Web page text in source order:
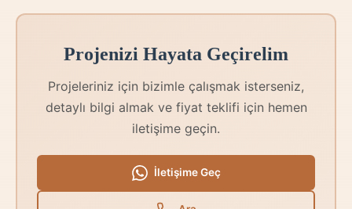
Projenizi Hayata Geçirelim
Projeleriniz için bizimle çalışmak isterseniz,
detaylı bilgi almak ve fiyat teklifi için hemen
iletişime geçin.
İletişime Geç